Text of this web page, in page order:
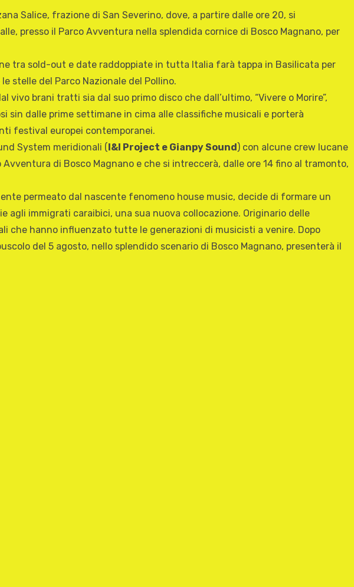
Salice, frazione di San Severino, dove, a partire dalle ore 20, si
presso il Parco Avventura nella splendida cornice di Bosco Magnano, per
tra sold-out e date raddoppiate in tutta Italia farà tappa in Basilicata per
stelle del Parco Nazionale del Pollino.
brani tratti sia dal suo primo disco che dall’ultimo, “Vivere o Morire”,
sin dalle prime settimane in cima alle classifiche musicali e porterà
festival europei contemporanei.
System meridionali (I&I Project e Gianpy Sound) con alcune crew lucane
di Bosco Magnano e che si intreccerà, dalle ore 14 fino al tramonto,
permeato dal nascente fenomeno house music, decide di formare un
agli immigrati caraibici, una sua nuova collocazione. Originario delle
che hanno influenzato tutte le generazioni di musicisti a venire. Dopo
del 5 agosto, nello splendido scenario di Bosco Magnano, presenterà il